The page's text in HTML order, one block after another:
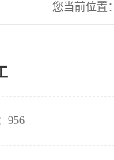
您当前位置：
956